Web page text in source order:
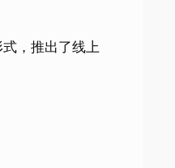
，推出了线上